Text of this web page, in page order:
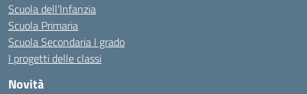
Scuola dell’Infanzia
Scuola Primaria
Scuola Secondaria I grado
I progetti delle classi
Novità